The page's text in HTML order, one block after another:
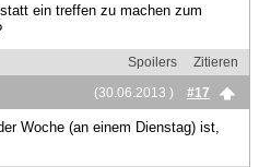
ein treffen zu machen zum
Spoilers
Zitieren
(30.06.2013 )
#17
Woche (an einem Dienstag) ist,